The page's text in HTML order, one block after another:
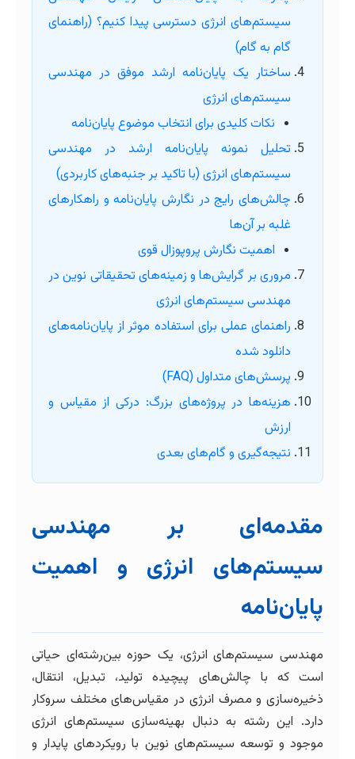
سیستم‌های انرژی دسترسی پیدا کنیم؟ (راهنمای
گام به گام)
ساختار یک پایان‌نامه ارشد موفق در مهندسی
سیستم‌های انرژی
نکات کلیدی برای انتخاب موضوع پایان‌نامه
تحلیل نمونه پایان‌نامه ارشد در مهندسی
سیستم‌های انرژی (با تاکید بر جنبه‌های کاربردی)
چالش‌های رایج در نگارش پایان‌نامه و راهکارهای
غلبه بر آن‌ها
اهمیت نگارش پروپوزال قوی
مروری بر گرایش‌ها و زمینه‌های تحقیقاتی نوین در
مهندسی سیستم‌های انرژی
راهنمای عملی برای استفاده موثر از پایان‌نامه‌های
دانلود شده
پرسش‌های متداول (FAQ)
هزینه‌ها در پروژه‌های بزرگ: درکی از مقیاس و
ارزش
نتیجه‌گیری و گام‌های بعدی
مقدمه‌ای بر مهندسی
سیستم‌های انرژی و اهمیت
پایان‌نامه
مهندسی سیستم‌های انرژی، یک حوزه بین‌رشته‌ای حیاتی
است که با چالش‌های پیچیده تولید، تبدیل، انتقال،
ذخیره‌سازی و مصرف انرژی در مقیاس‌های مختلف سروکار
دارد. این رشته به دنبال بهینه‌سازی سیستم‌های انرژی
موجود و توسعه سیستم‌های نوین با رویکردهای پایدار و